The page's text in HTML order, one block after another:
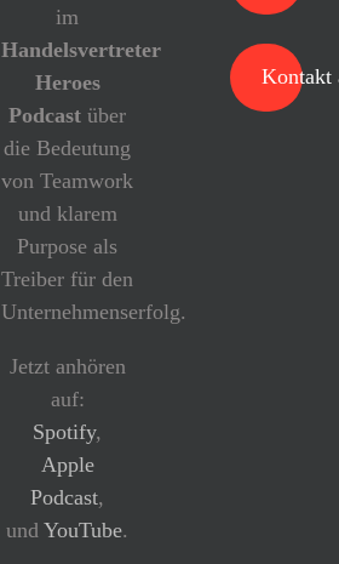
im
Handelsvertreter
Heroes
Podcast über
die Bedeutung
von Teamwork
und klarem
Purpose als
Treiber für den
Unternehmenserfolg.
Jetzt anhören
auf:
Spotify,
Apple
Podcast,
undYouTube.
Kontakt